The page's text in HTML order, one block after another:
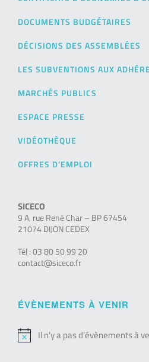
DOCUMENTS BUDGÉTAIRES
DÉCISIONS DES ASSEMBLÉES
LES SUBVENTIONS AUX
MARCHÉS PUBLICS
ESPACE PRESSE
VIDÉOTHÈQUE
OFFRES D’EMPLOI
SICECO
9 A, rue René Char – BP 67454
21074 DIJON CEDEX
Tél : 03 80 50 99 20
contact@siceco.fr
ÉVÈNEMENTS À VENIR
Notice
Il n’y a pas d’évènements à